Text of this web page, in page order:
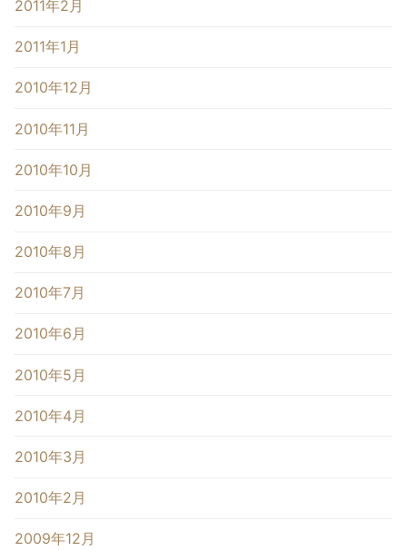
2011年2月
2011年1月
2010年12月
2010年11月
2010年10月
2010年9月
2010年8月
2010年7月
2010年6月
2010年5月
2010年4月
2010年3月
2010年2月
2009年12月